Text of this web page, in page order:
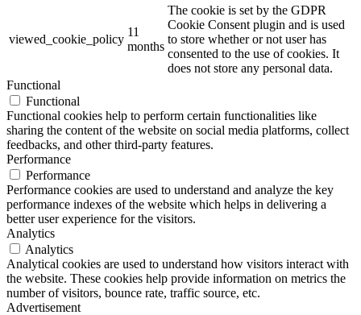
viewed_cookie_policy
11
months
The cookie is set by the GDPR
Cookie Consent plugin and is used
to store whether or not user has
consented to the use of cookies. It
does not store any personal data.
Functional
Functional
Functional cookies help to perform certain functionalities like
sharing the content of the website on social media platforms, collect
feedbacks, and other third-party features.
Performance
Performance
Performance cookies are used to understand and analyze the key
performance indexes of the website which helps in delivering a
better user experience for the visitors.
Analytics
Analytics
Analytical cookies are used to understand how visitors interact with
the website. These cookies help provide information on metrics the
number of visitors, bounce rate, traffic source, etc.
Advertisement